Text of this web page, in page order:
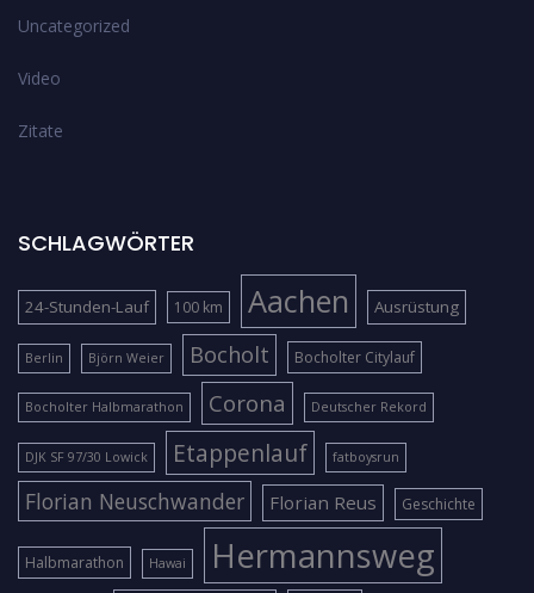
Uncategorized
Video
Zitate
SCHLAGWÖRTER
24-Stunden-Lauf 100 km Aachen Ausrüstung
Berlin Björn Weier Bocholt Bocholter Citylauf
Bocholter Halbmarathon Corona Deutscher Rekord
DJK SF 97/30 Lowick Etappenlauf fatboysrun
Florian Neuschwander Florian Reus Geschichte
Halbmarathon Hawai Hermannsweg